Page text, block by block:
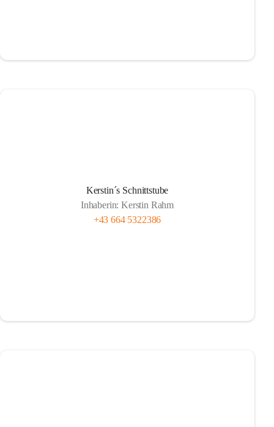
Kerstin´s Schnittstube
Inhaberin: Kerstin Rahm
+43 664 5322386